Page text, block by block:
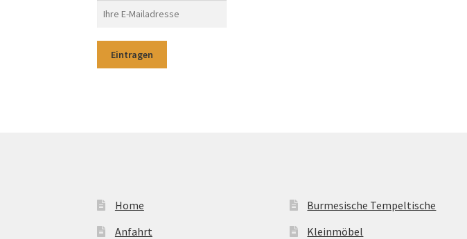
Home
Anfahrt
Burmesische Tempeltische
Kleinmöbel